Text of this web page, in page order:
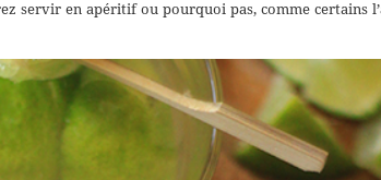
servir en apéritif ou pourquoi pas, comme certains